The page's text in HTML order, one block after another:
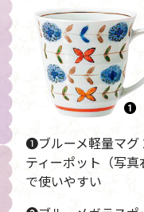
❶ブルーメ軽量マグ
ティーポット（写
で使いやすい